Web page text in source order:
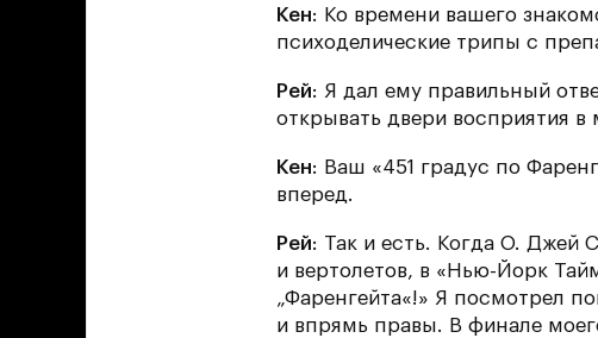
Кен: Ко времени вашего
психоделические трипы с
Рей: Я дал ему правильный
открывать двери восприятия
Кен: Ваш «451 градус по
вперед.
Рей: Так и есть. Когда О. Джей
и вертолетов, в «Нью-Йорк
„Фаренгейта«!» Я посмотрел
и впрямь правы. В финале